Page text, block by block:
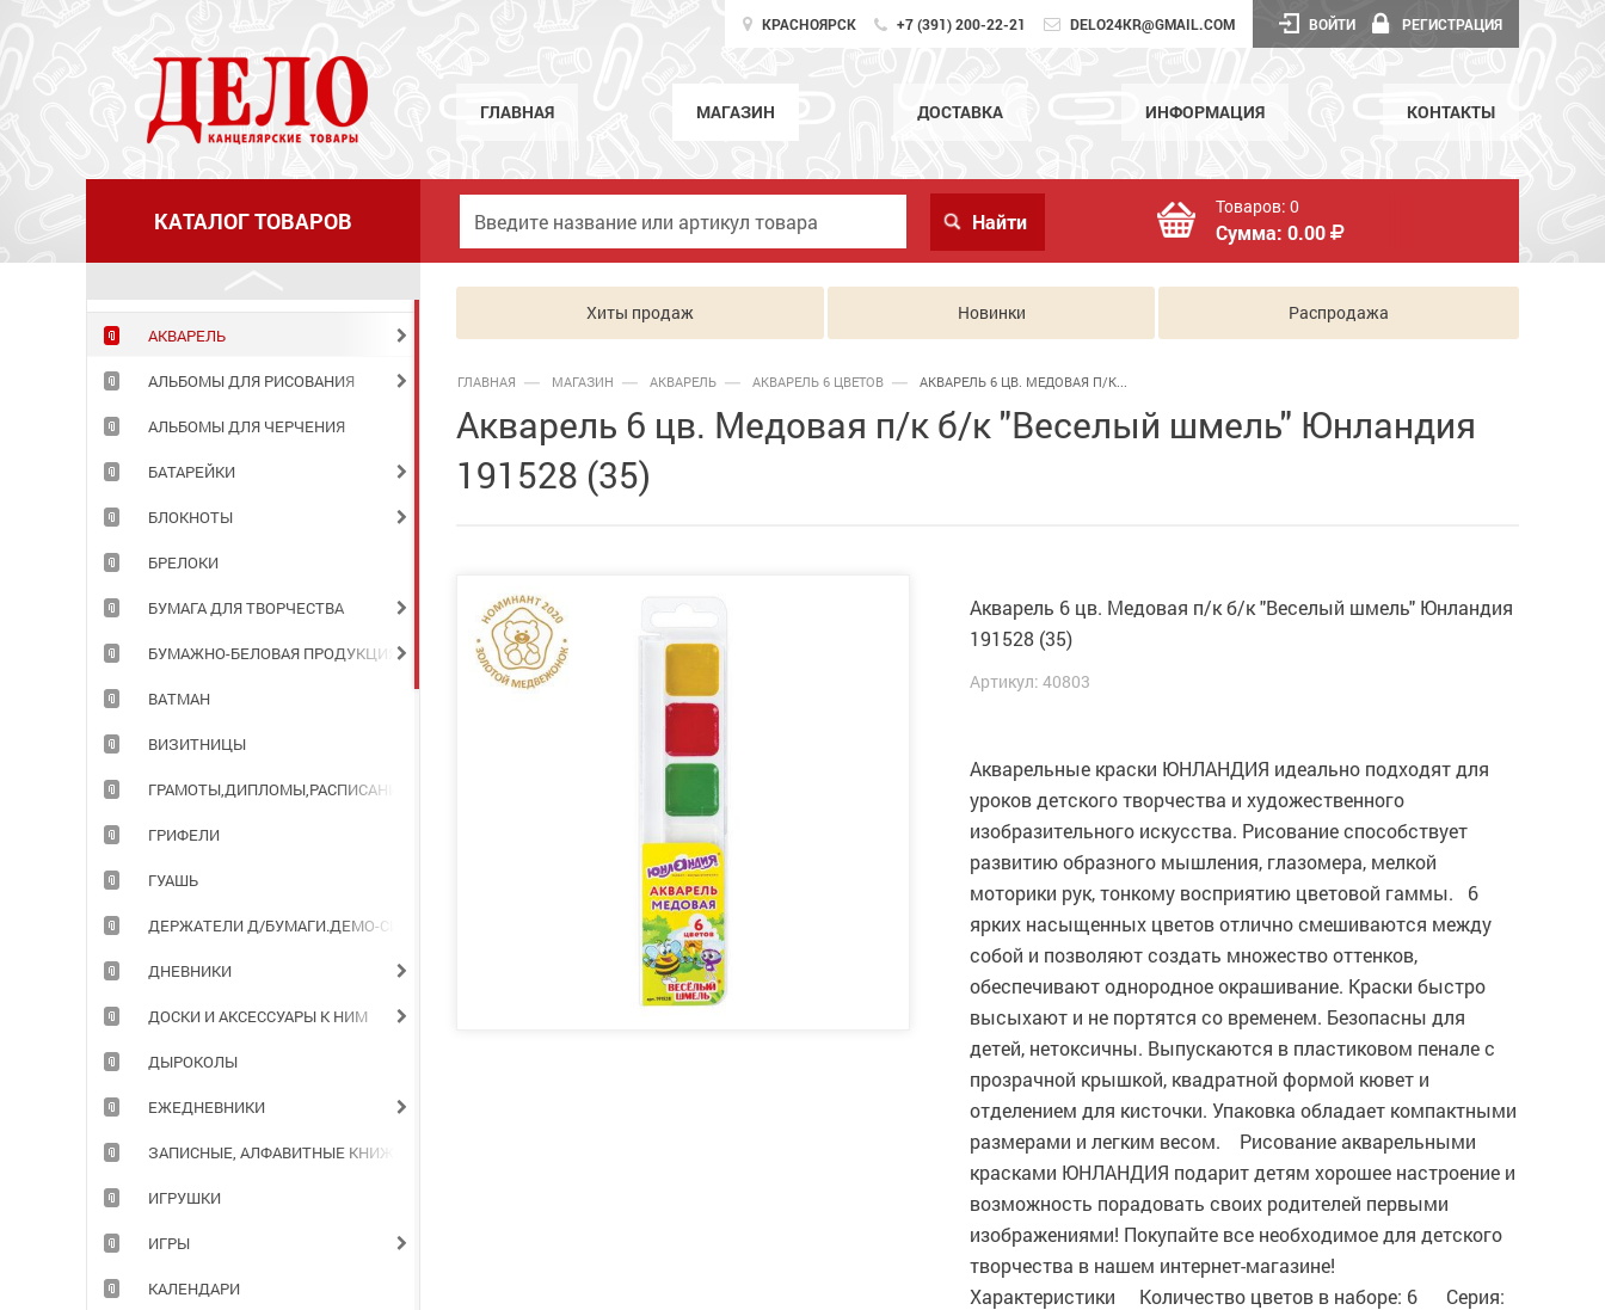
КРАСНОЯРСК +7 (391) 200-22-21 DELO24KR@GMAIL.COM ВОЙТИ РЕГИСТРАЦИЯ
ГЛАВНАЯ МАГАЗИН ДОСТАВКА ИНФОРМАЦИЯ КОНТАКТЫ
КАТАЛОГ ТОВАРОВ
Товаров: 0
Сумма: 0.00
АКВАРЕЛЬ
АЛЬБОМЫ ДЛЯ РИСОВАНИЯ
АЛЬБОМЫ ДЛЯ ЧЕРЧЕНИЯ
БАТАРЕЙКИ
БЛОКНОТЫ
БРЕЛОКИ
БУМАГА ДЛЯ ТВОРЧЕСТВА
БУМАЖНО-БЕЛОВАЯ ПРОДУКЦИЯ ДЛЯ ОФИСА
ВАТМАН
ВИЗИТНИЦЫ
ГРАМОТЫ,ДИПЛОМЫ,РАСПИСАНИЯ УРОКОВ
ГРИФЕЛИ
ГУАШЬ
ДЕРЖАТЕЛИ Д/БУМАГИ.ДЕМО-СИСТЕМЫ
ДНЕВНИКИ
ДОСКИ И АКСЕССУАРЫ К НИМ
ДЫРОКОЛЫ
ЕЖЕДНЕВНИКИ
ЗАПИСНЫЕ, АЛФАВИТНЫЕ КНИЖКИ
ИГРУШКИ
ИГРЫ
КАЛЕНДАРИ
Хиты продаж Новинки Распродажа
ГЛАВНАЯ МАГАЗИН АКВАРЕЛЬ АКВАРЕЛЬ 6 ЦВЕТОВ АКВАРЕЛЬ 6 ЦВ. МЕДОВАЯ П/К...
Акварель 6 цв. Медовая п/к б/к "Веселый шмель" Юнландия
191528 (35)
Акварель 6 цв. Медовая п/к б/к "Веселый шмель" Юнландия
191528 (35)
Артикул: 40803
Акварельные краски ЮНЛАНДИЯ идеально подходят для
уроков детского творчества и художественного
изобразительного искусства. Рисование способствует
развитию образного мышления, глазомера, мелкой
моторики рук, тонкому восприятию цветовой гаммы. 6
ярких насыщенных цветов отлично смешиваются между
собой и позволяют создать множество оттенков,
обеспечивают однородное окрашивание. Краски быстро
высыхают и не портятся со временем. Безопасны для
детей, нетоксичны. Выпускаются в пластиковом пенале с
прозрачной крышкой, квадратной формой кювет и
отделением для кисточки. Упаковка обладает компактными
размерами и легким весом. Рисование акварельными
красками ЮНЛАНДИЯ подарит детям хорошее настроение и
возможность порадовать своих родителей первыми
изображениями! Покупайте все необходимое для детского
творчества в нашем интернет-магазине!
Характеристики Количество цветов в наборе: 6 Серия: